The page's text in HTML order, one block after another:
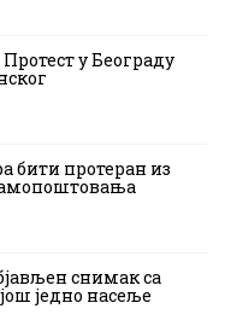
у Београду
бити протеран из
снимак са
једно насеље